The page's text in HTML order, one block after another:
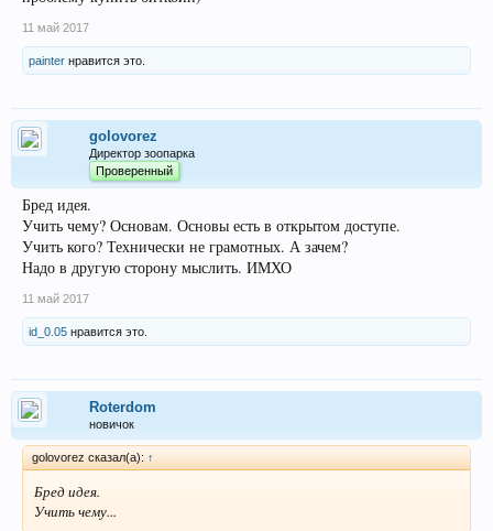
11 май 2017
painter нравится это.
golovorez
Директор зоопарка
Проверенный
Бред идея.
Учить чему? Основам. Основы есть в открытом доступе.
Учить кого? Технически не грамотных. А зачем?
Надо в другую сторону мыслить. ИМХО
11 май 2017
id_0.05 нравится это.
Roterdom
новичок
golovorez сказал(а): ↑
Бред идея.
Учить чему...